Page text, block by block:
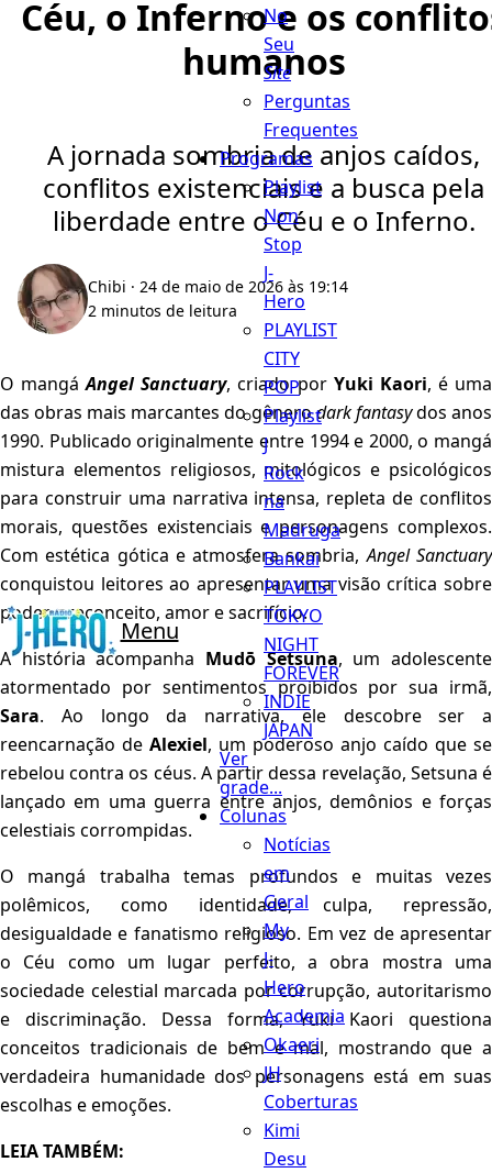
Menu
No
Seu
Site
Perguntas
Frequentes
Programas
Playlist
Non
Stop
J-
Hero
PLAYLIST
CITY
POP
Playlist
J
Rock
na
Madruga
Bankai
PLAYLIST
TOKYO
NIGHT
FOREVER
INDIE
JAPAN
Ver
grade...
Colunas
Notícias
em
Geral
My
J-
Hero
Academia
Okaeri
JH
Coberturas
Kimi
Desu
Céu, o Inferno e os
humanos
A jornada sombria de anjos caídos,
conflitos existenciais e a busca pela
liberdade entre o Céu e o Inferno.
Chibi · 24 de maio de 2026 às 19:14
2 minutos de leitura
O mangáAngel Sanctuary, criado por Yuki Kaori, é uma
das obras mais marcantes do gênerodark fantasydos anos
1990. Publicado originalmente entre 1994 e 2000, o mangá
mistura elementos religiosos, mitológicos e psicológicos
para construir uma narrativa intensa, repleta de conflitos
morais, questões existenciais e personagens complexos.
Com estética gótica e atmosfera sombria,Angel Sanctuary
conquistou leitores ao apresentar uma visão crítica sobre
poder, preconceito, amor e sacrifício.
A história acompanha Mudō Setsuna, um adolescente
atormentado por sentimentos proibidos por sua irmã,
Sara. Ao longo da narrativa, ele descobre ser a
reencarnação de Alexiel, um poderoso anjo caído que se
rebelou contra os céus. A partir dessa revelação, Setsuna é
lançado em uma guerra entre anjos, demônios e forças
celestiais corrompidas.
O mangá trabalha temas profundos e muitas vezes
polêmicos, como identidade, culpa, repressão,
desigualdade e fanatismo religioso. Em vez de apresentar
o Céu como um lugar perfeito, a obra mostra uma
sociedade celestial marcada por corrupção, autoritarismo
e discriminação. Dessa forma, Yuki Kaori questiona
conceitos tradicionais de bem e mal, mostrando que a
verdadeira humanidade dos personagens está em suas
escolhas e emoções.
LEIA TAMBÉM: